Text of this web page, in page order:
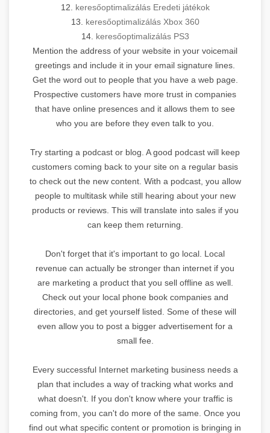
12. keresőoptimalizálás Eredeti játékok
13. keresőoptimalizálás Xbox 360
14. keresőoptimalizálás PS3
Mention the address of your website in your voicemail
greetings and include it in your email signature lines.
Get the word out to people that you have a web page.
Prospective customers have more trust in companies
that have online presences and it allows them to see
who you are before they even talk to you.
Try starting a podcast or blog. A good podcast will keep
customers coming back to your site on a regular basis
to check out the new content. With a podcast, you allow
people to multitask while still hearing about your new
products or reviews. This will translate into sales if you
can keep them returning.
Don't forget that it's important to go local. Local
revenue can actually be stronger than internet if you
are marketing a product that you sell offline as well.
Check out your local phone book companies and
directories, and get yourself listed. Some of these will
even allow you to post a bigger advertisement for a
small fee.
Every successful Internet marketing business needs a
plan that includes a way of tracking what works and
what doesn't. If you don't know where your traffic is
coming from, you can't do more of the same. Once you
find out what specific content or promotion is bringing in